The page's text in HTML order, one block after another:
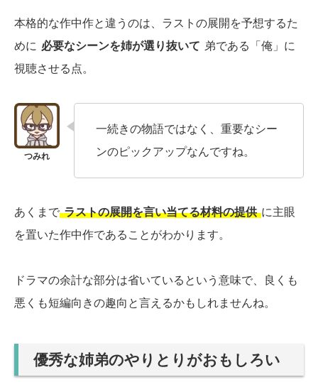
本格的な作中作と違うのは、ラストの展開を予想するた
めに 必要なシーンを姉が選り抜いて 弟である「俺」に
視聴させる点。
一続きの物語ではなく、重要なシー
ンのピックアップなんですね。
あくまで ラストの展開を言い当てる材料の提供 に主眼
を置いた作中作であることがわかります。
ドラマの余計な部分は省いているという意味で、良くも
悪くも短編向きの趣向と言えるかもしれませんね。
優秀な姉弟のやりとりがおもしろい